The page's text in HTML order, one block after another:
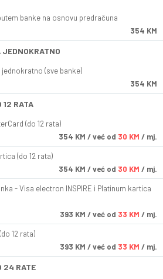
banke na osnovu predračuna
354 KM
(sve banke)
354 KM
12 RATA
(do 12 rata)
354 KM / već od 30 KM / mj.
(do 12 rata)
354 KM / već od 30 KM / mj.
- Visa electron INSPIRE i Platinum kartica
393 KM / već od 33 KM / mj.
12 rata)
393 KM / već od 33 KM / mj.
24 RATE